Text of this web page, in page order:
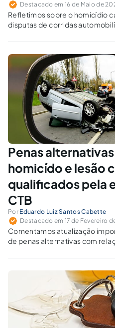
Destacado em 16 de Maio de
Refletimos sobre o homicídio
disputas de corridas
perigosas, previsto no artigo
perspectiva do dolo e da culpa.
Penas
homicído e lesão
qualificados pela
CTB
Por Eduardo Luiz Santos Cabette
Destacado em 17 de Fevereiro
Comentamos atualização
de penas alternativas com
entra em vigor em 12/4/21.